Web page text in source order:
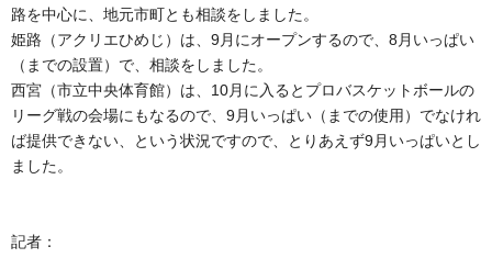
路を中心に、地元市町とも相談をしました。
姫路（アクリエひめじ）は、9月にオープンするので、8月いっぱい
（までの設置）で、相談をしました。
西宮（市立中央体育館）は、10月に入るとプロバスケットボールの
リーグ戦の会場にもなるので、9月いっぱい（までの使用）でなけれ
ば提供できない、という状況ですので、とりあえず9月いっぱいとし
ました。
記者：